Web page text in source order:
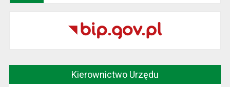
Kierownictwo Urzędu